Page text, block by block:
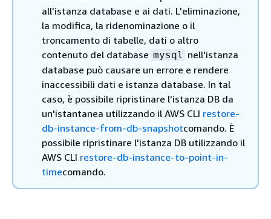
all'istanza database e ai dati. L'eliminazione,
la modifica, la ridenominazione o il
troncamento di tabelle, dati o altro
contenuto del database mysql nell'istanza
database può causare un errore e rendere
inaccessibili dati e istanza database. In tal
caso, è possibile ripristinare l'istanza DB da
un'istantanea utilizzando il AWS CLI restore-
db-instance-from-db-snapshotcomando. È
possibile ripristinare l'istanza DB utilizzando il
AWS CLI restore-db-instance-to-point-in-
timecomando.